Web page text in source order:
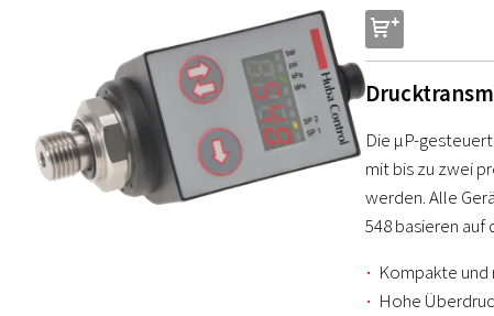
s
Die µP-
mit bis zu zwei
werden. Alle
548 basieren
Kompakte
Hohe